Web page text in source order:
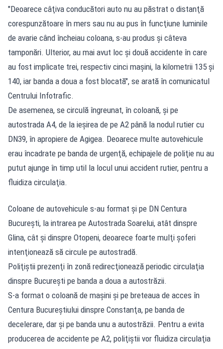
"Deoarece câţiva conducători auto nu au păstrat o distanţă
corespunzătoare în mers sau nu au pus în funcţiune luminile
de avarie când încheiau coloana, s-au produs şi câteva
tamponări. Ulterior, au mai avut loc şi două accidente în care
au fost implicate trei, respectiv cinci maşini, la kilometrii 135 şi
140, iar banda a doua a fost blocată", se arată în comunicatul
Centrului Infotrafic.
De asemenea, se circulă îngreunat, în coloană, şi pe
autostrada A4, de la ieşirea de pe A2 până la nodul rutier cu
DN39, în apropiere de Agigea. Deoarece multe autovehicule
erau încadrate pe banda de urgenţă, echipajele de poliţie nu au
putut ajunge în timp util la locul unui accident rutier, pentru a
fluidiza circulaţia.
Coloane de autovehicule s-au format şi pe DN Centura
Bucureşti, la intrarea pe Autostrada Soarelui, atât dinspre
Glina, cât şi dinspre Otopeni, deoarece foarte mulţi şoferi
intenţionează să circule pe autostradă.
Poliţiştii prezenţi în zonă redirecţionează periodic circulaţia
dinspre Bucureşti pe banda a doua a autostrăzii.
S-a format o coloană de maşini şi pe breteaua de acces în
Centura Bucureştiului dinspre Constanţa, pe banda de
decelerare, dar şi pe banda unu a autostrăzii. Pentru a evita
producerea de accidente pe A2, poliţiştii vor fluidiza circulaţia